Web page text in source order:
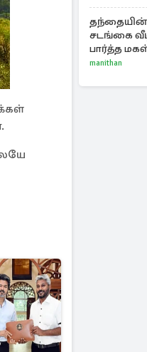
தந்தையின்
சடங்கை
பார்த்த
manithan